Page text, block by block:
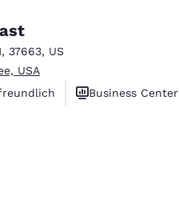
, 37663, US
USA
Business Center
reseñas